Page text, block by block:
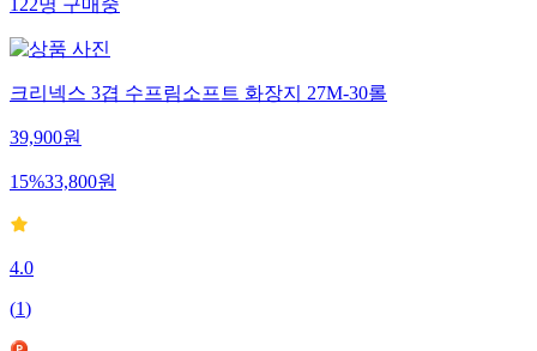
122명구매중
크리넥스 3겹 수프림소프트 화장지 27M-30롤
39,900원
15%33,800원
4.0
(1)